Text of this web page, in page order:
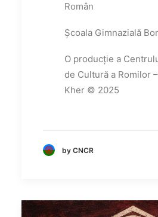
Român
Școala Gimnazială
O producție a
de Cultură a Romilor
Kher © 2025
by CNCR